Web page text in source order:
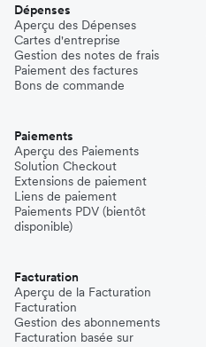
Dépenses
Aperçu des Dépenses
Cartes d'entreprise
Gestion des notes de frais
Paiement des factures
Bons de commande
Paiements
Aperçu des Paiements
Solution Checkout
Extensions de paiement
Liens de paiement
Paiements PDV (bientôt
disponible)
Facturation
Aperçu de la Facturation
Facturation
Gestion des abonnements
Facturation basée sur